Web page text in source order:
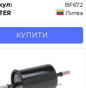
BF672
Литва
КУПИТИ